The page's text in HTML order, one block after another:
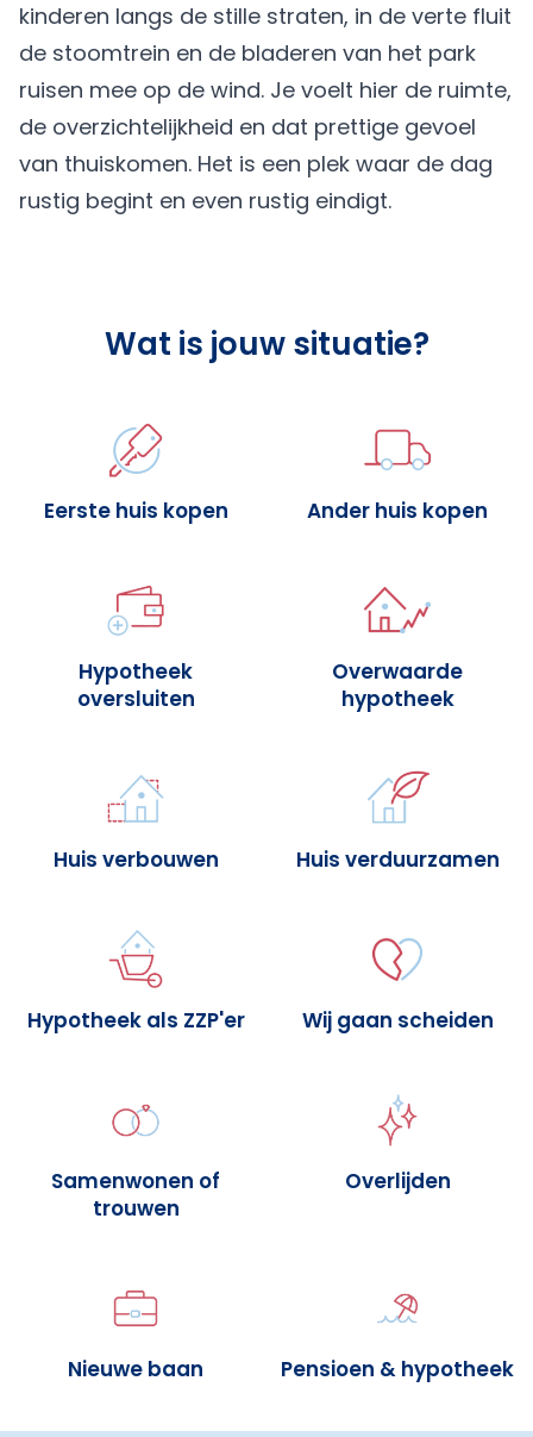
kinderen langs de stille straten, in de verte fluit
de stoomtrein en de bladeren van het park
ruisen mee op de wind. Je voelt hier de ruimte,
de overzichtelijkheid en dat prettige gevoel
van thuiskomen. Het is een plek waar de dag
rustig begint en even rustig eindigt.
Wat is jouw situatie?
Eerste huis kopen Ander huis kopen
Hypotheek
oversluiten
Overwaarde
hypotheek
Huis verbouwen Huis verduurzamen
Hypotheek als ZZP'er Wij gaan scheiden
Samenwonen of
trouwen
Overlijden
Nieuwe baan Pensioen & hypotheek